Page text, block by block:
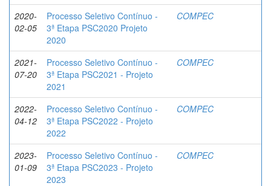
2020-
02-05
Processo Seletivo Contínuo -
3ª Etapa PSC2020 Projeto
2020
COMPEC
2021-
07-20
Processo Seletivo Contínuo -
3ª Etapa PSC2021 - Projeto
2021
COMPEC
2022-
04-12
Processo Seletivo Contínuo -
3ª Etapa PSC2022 - Projeto
2022
COMPEC
2023-
01-09
Processo Seletivo Contínuo -
3ª Etapa PSC2023 - Projeto
2023
COMPEC